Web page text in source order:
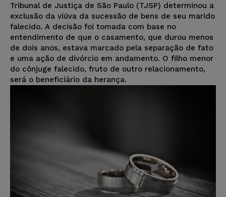
Tribunal de Justiça de São Paulo (TJSP) determinou a
exclusão da viúva da sucessão de bens de seu marido
falecido. A decisão foi tomada com base no
entendimento de que o casamento, que durou menos
de dois anos, estava marcado pela separação de fato
e uma ação de divórcio em andamento. O filho menor
do cônjuge falecido, fruto de outro relacionamento,
será o beneficiário da herança.